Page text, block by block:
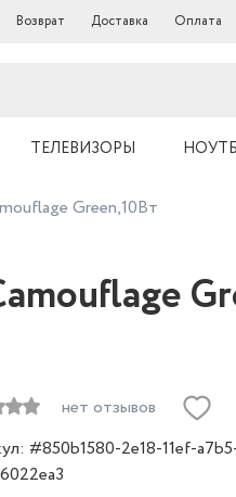
Возврат Доставка Оплата
ТЕЛЕВИЗОРЫ
Green,10Вт
нет отзывов
#850b1580-2e18-11ef-